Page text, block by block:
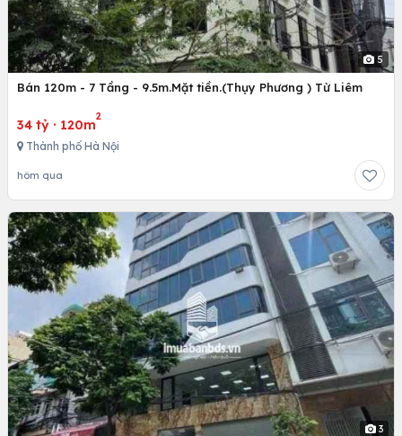
5
Bán 120m - 7 Tầng - 9.5m.Mặt tiền.(Thụy Phương ) Từ Liêm
34 tỷ · 120m
2
Thành phố Hà Nội
hôm qua
3